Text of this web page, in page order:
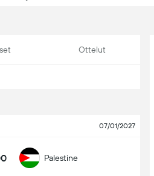
Ottelut
07/01/2027
Palestine